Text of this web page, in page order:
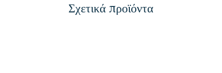
Σχετικά προϊόντα